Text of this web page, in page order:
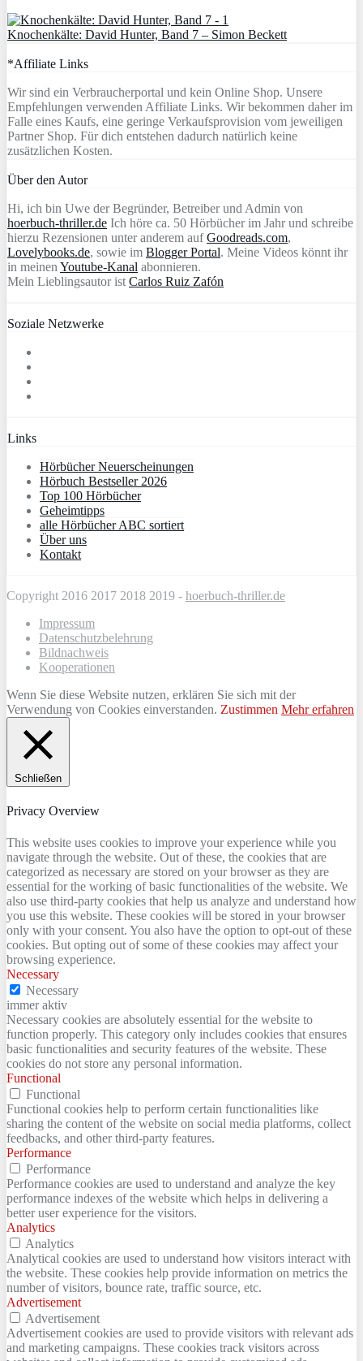
Knochenkälte: David Hunter, Band 7 – Simon Beckett
*Affiliate Links
Wir sind ein Verbraucherportal und kein Online Shop. Unsere
Empfehlungen verwenden Affiliate Links. Wir bekommen daher im
Falle eines Kaufs, eine geringe Verkaufsprovision vom jeweiligen
Partner Shop. Für dich entstehen dadurch natürlich keine
zusätzlichen Kosten.
Über den Autor
Hi, ich bin Uwe der Begründer, Betreiber und Admin von
hoerbuch-thriller.de Ich höre ca. 50 Hörbücher im Jahr und schreibe
hierzu Rezensionen unter anderem aufGoodreads.com,
Lovelybooks.de, sowie im Blogger Portal. Meine Videos könnt ihr
in meinen Youtube-Kanal abonnieren.
Mein Lieblingsautor ist Carlos Ruiz Zafón
Soziale Netzwerke
Links
Hörbücher Neuerscheinungen
Hörbuch Bestseller 2026
Top 100 Hörbücher
Geheimtipps
alle Hörbücher ABC sortiert
Über uns
Kontakt
Copyright 2016 2017 2018 2019 - hoerbuch-thriller.de
Impressum
Datenschutzbelehrung
Bildnachweis
Kooperationen
Wenn Sie diese Website nutzen, erklären Sie sich mit der
Verwendung von Cookies einverstanden. Zustimmen Mehr erfahren
Schließen
Privacy Overview
This website uses cookies to improve your experience while you
navigate through the website. Out of these, the cookies that are
categorized as necessary are stored on your browser as they are
essential for the working of basic functionalities of the website. We
also use third-party cookies that help us analyze and understand how
you use this website. These cookies will be stored in your browser
only with your consent. You also have the option to opt-out of these
cookies. But opting out of some of these cookies may affect your
browsing experience.
Necessary
Necessary
immer aktiv
Necessary cookies are absolutely essential for the website to
function properly. This category only includes cookies that ensures
basic functionalities and security features of the website. These
cookies do not store any personal information.
Functional
Functional
Functional cookies help to perform certain functionalities like
sharing the content of the website on social media platforms, collect
feedbacks, and other third-party features.
Performance
Performance
Performance cookies are used to understand and analyze the key
performance indexes of the website which helps in delivering a
better user experience for the visitors.
Analytics
Analytics
Analytical cookies are used to understand how visitors interact with
the website. These cookies help provide information on metrics the
number of visitors, bounce rate, traffic source, etc.
Advertisement
Advertisement
Advertisement cookies are used to provide visitors with relevant ads
and marketing campaigns. These cookies track visitors across